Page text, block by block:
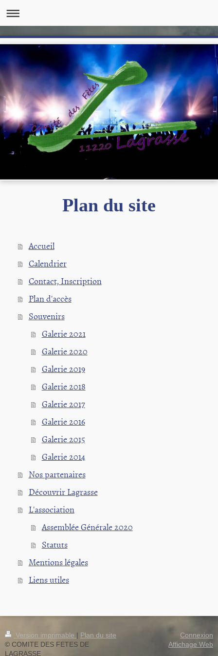
Plan du site
Accueil
Calendrier
Contact, Inscription
Plan d'accès
Souvenirs
Galerie 2021
Galerie 2020
Galerie 2019
Galerie 2018
Galerie 2017
Galerie 2016
Galerie 2015
Galerie 2014
Nos partenaires
Découvrir Lagrasse
L'association
Assemblée Générale 2020
Statuts
Mentions légales
Liens utiles
Version imprimable | Plan du site
© COMITE DES FETES DE
LAGRASSE
Connexion
Affichage Web